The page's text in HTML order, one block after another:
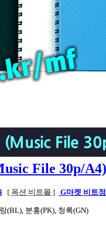
File 30p/
[ 옥션 비트몰 ] G마켓 비트
(BL), 분홍(PK), 청록(GN)